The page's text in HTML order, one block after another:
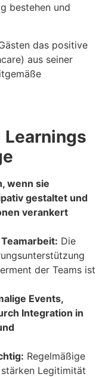
bestehen und
das positive
aus seiner
wenn sie
gestaltet und
verankert
Die
der Teams ist
Events,
Integration in
Regelmäßige
Legitimität